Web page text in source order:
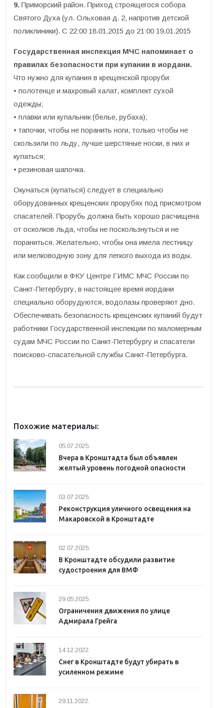
9. Приморский район. Приход строящегося собора
Святого Духа (ул. Ольховая д. 2, напротив детской
поликлиники). С 22:00 18.01.2015 до 21:00 19.01.2015
Государственная инспекция МЧС напоминает о
правилах безопасности при купании в иордани.
Что нужно для купания в крещенской проруби:
• полотенце и махровый халат, комплект сухой
одежды;
• плавки или купальник (белье, рубаха);
• тапочки, чтобы не поранить ноги, только чтобы не
скользили по льду, лучше шерстяные носки, в них и
купаться;
• резиновая шапочка.
Окунаться (купаться) следует в специально
оборудованных крещенских прорубях под присмотром
спасателей. Прорубь должна быть хорошо расчищена
от осколков льда, чтобы не поскользнуться и не
пораниться. Желательно, чтобы она имела лестницу
или мелководную зону для легкого выхода из воды.
Как сообщили в ФКУ Центре ГИМС МЧС России по
Санкт-Петербургу, в настоящее время иордани
специально оборудуются, водолазы проверяют дно.
Обеспечивать безопасность крещенских купаний будут
работники Государственной инспекции по маломерным
судам МЧС России по Санкт-Петербургу и спасатели
поисково-спасательной службы Санкт-Петербурга.
Похожие материалы:
05.07.2025.
Вчера в Кронштадта был объявлен
желтый уровень погодной опасности
03.07.2025.
Реконструкция уличного освещения на
Макаровской в Кронштадте
02.07.2025.
В Кронштадте обсудили развитие
судостроения для ВМФ
29.05.2025.
Ограничения движения по улице
Адмирала Грейга
14.12.2022.
Снег в Кронштадте будут убирать в
усиленном режиме
29.11.2022.